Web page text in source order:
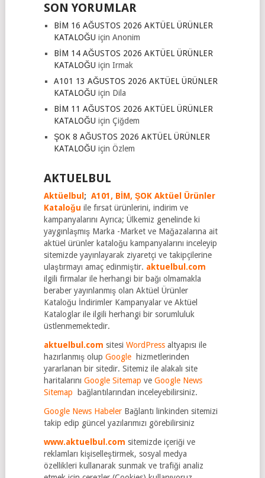
SON YORUMLAR
BİM 16 AĞUSTOS 2026 AKTÜEL ÜRÜNLER
KATALOĞU için Anonim
BİM 14 AĞUSTOS 2026 AKTÜEL ÜRÜNLER
KATALOĞU için Irmak
A101 13 AĞUSTOS 2026 AKTÜEL ÜRÜNLER
KATALOĞU için Dila
BİM 11 AĞUSTOS 2026 AKTÜEL ÜRÜNLER
KATALOĞU için Çiğdem
ŞOK 8 AĞUSTOS 2026 AKTÜEL ÜRÜNLER
KATALOĞU için Özlem
AKTUELBUL
Aktüelbul ; A101, BİM, ŞOK Aktüel Ürünler
Kataloğu ile fırsat ürünlerini, indirim ve
kampanyalarını Ayrıca; Ülkemiz genelinde ki
yaygınlaşmış Marka -Market ve Mağazalarına ait
aktüel ürünler kataloğu kampanyalarını inceleyip
sitemizde yayınlayarak ziyaretçi ve takipçilerine
ulaştırmayı amaç edinmiştir. aktuelbul.com
ilgili firmalar ile herhangi bir bağı olmamakla
beraber yayınlanmış olan Aktüel Ürünler
Kataloğu İndirimler Kampanyalar ve Aktüel
Kataloglar ile ilgili herhangi bir sorumluluk
üstlenmemektedir.
aktuelbul.com sitesi WordPressaltyapısı ile
hazırlanmış olup Googlehizmetlerinden
yararlanan bir sitedir. Sitemiz ile alakalı site
haritalarını Google Sitemap ve Google News
Sitemap
bağlantılarından inceleyebilirsiniz.
Google News Habeler Bağlantı linkinden sitemizi
takip edip güncel yazılarımızı görebilirsiniz
www.aktuelbul.com sitemizde içeriği ve
reklamları kişiselleştirmek, sosyal medya
özellikleri kullanarak sunmak ve trafiği analiz